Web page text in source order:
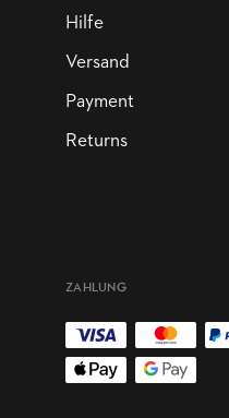
Hilfe
Versand
Payment
Returns
ZAHLUNG